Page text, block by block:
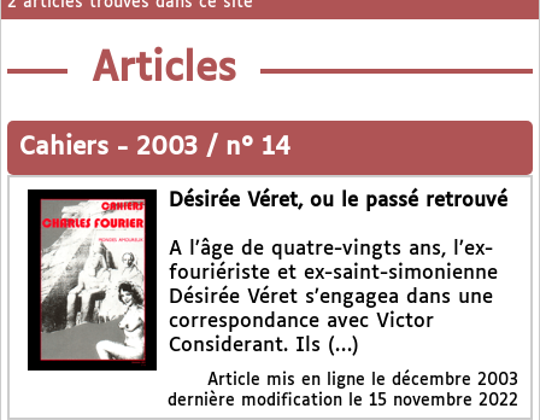
Articles
Cahiers - 2003 / n° 14
Désirée Véret, ou le passé retrouvé
A l’âge de quatre-vingts ans, l’ex-
fouriériste et ex-saint-simonienne
Désirée Véret s’engagea dans une
correspondance avec Victor
Considerant. Ils (…)
Article mis en ligne le décembre 2003
dernière modification le 15 novembre 2022